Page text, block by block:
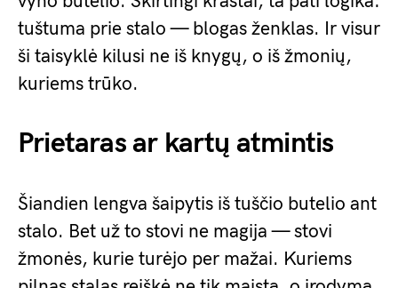
tuštuma prie stalo — blogas ženklas. Ir visur
ši taisyklė kilusi ne iš knygų, o iš žmonių,
kuriems trūko.
Prietaras ar kartų atmintis
Šiandien lengva šaipytis iš tuščio butelio ant
stalo. Bet už to stovi ne magija — stovi
žmonės, kurie turėjo per mažai. Kuriems